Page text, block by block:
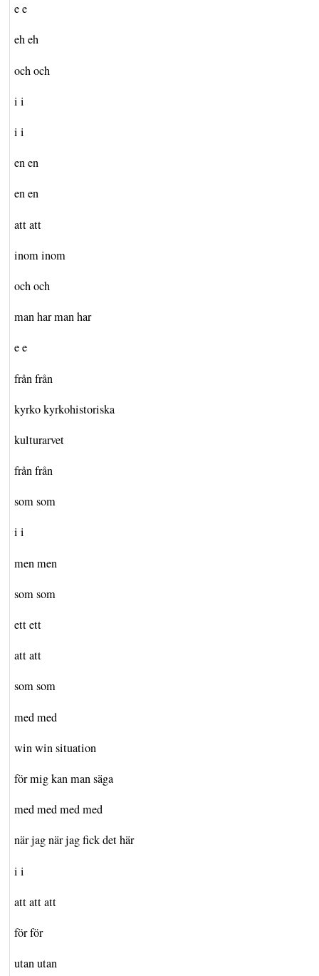
e e
eh eh
och och
i i
i i
en en
en en
att att
inom inom
och och
man har man har
e e
från från
kyrko kyrkohistoriska
kulturarvet
från från
som som
i i
men men
som som
ett ett
att att
som som
med med
win win situation
för mig kan man säga
med med med med
när jag när jag fick det här
i i
att att att
för för
utan utan